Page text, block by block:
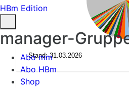
Stand: 31.03.2026
HBm Edition
manager-
Abo mm
Abo HBm
Shop